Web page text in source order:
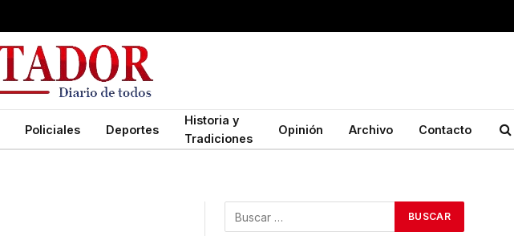
Policiales Deportes
Historia y
Tradiciones
Opinión Archivo Contacto